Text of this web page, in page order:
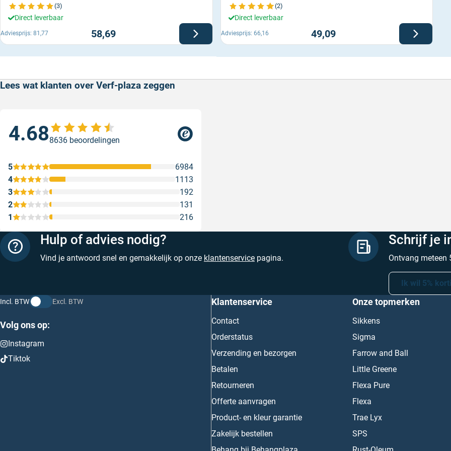
(3)
Direct leverbaar
58,69
Adviesprijs: 81,77
(2)
Direct leverbaar
49,09
Adviesprijs: 66,16
Lees wat klanten over Verf-plaza zeggen
4.688636 beoordelingen
1 216
2 131
3 192
4 1113
5 6984
Hulp of advies nodig?
Vind je antwoord snel en gemakkelijk op onze klantenservice pagina.
Schrijf je
Ontvang meteen
Ik wil 5%
Incl. BTW Excl. BTW
Volg ons op:
Instagram
Tiktok
Klantenservice
Contact
Orderstatus
Verzending en bezorgen
Betalen
Retourneren
Offerte aanvragen
Product- en kleur garantie
Zakelijk bestellen
Onze topmerken
Sikkens
Sigma
Farrow and Ball
Little Greene
Flexa Pure
Flexa
Trae Lyx
SPS